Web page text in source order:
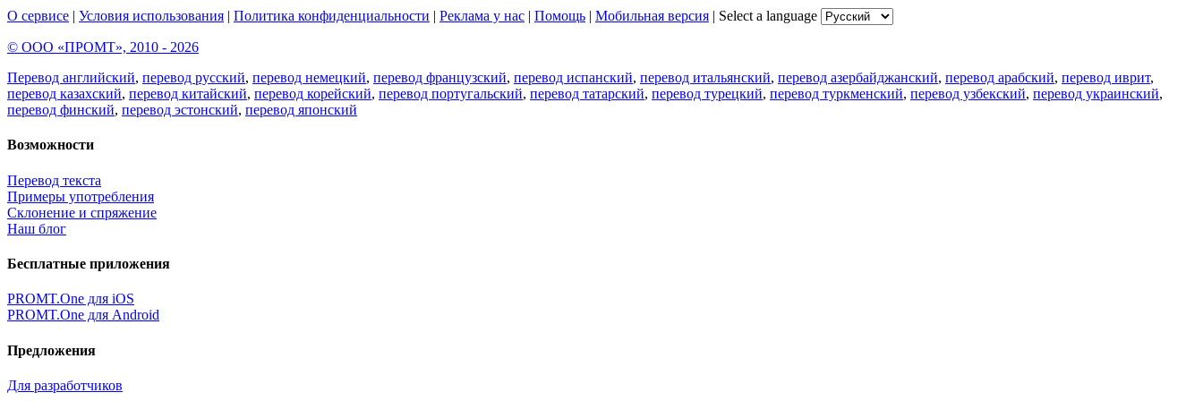
О сервисе | Условия использования | Политика конфиденциальности | Реклама у нас | Помощь | Мобильная версия | Select a language
© ООО «ПРОМТ», 2010 - 2026
Перевод английский, перевод русский, перевод немецкий, перевод французский, перевод испанский, перевод итальянский, перевод азербайджанский, перевод арабский, перевод иврит,
перевод казахский, перевод китайский, перевод корейский, перевод португальский, перевод татарский, перевод турецкий, перевод туркменский, перевод узбекский, перевод украинский,
перевод финский, перевод эстонский, перевод японский
Возможности
Перевод текста
Примеры употребления
Склонение и спряжение
Наш блог
Бесплатные приложения
PROMT.One для iOS
PROMT.One для Android
Предложения
Для разработчиков